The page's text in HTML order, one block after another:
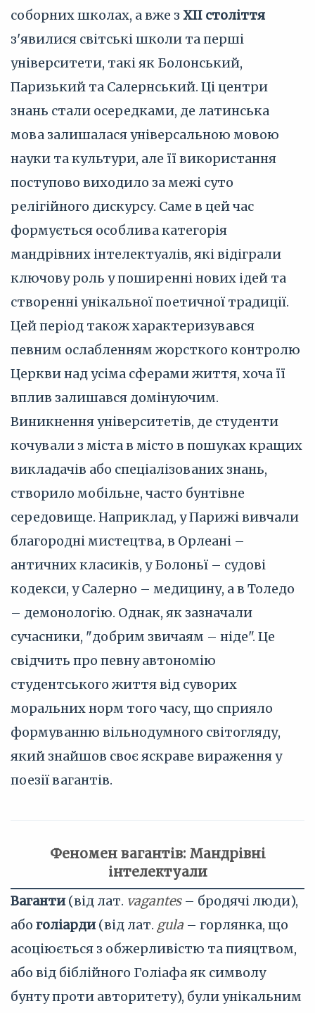
соборних школах, а вже з XII століття
з'явилися світські школи та перші
університети, такі як Болонський,
Паризький та Салернський. Ці центри
знань стали осередками, де латинська
мова залишалася універсальною мовою
науки та культури, але її використання
поступово виходило за межі суто
релігійного дискурсу. Саме в цей час
формується особлива категорія
мандрівних інтелектуалів, які відіграли
ключову роль у поширенні нових ідей та
створенні унікальної поетичної традиції.
Цей період також характеризувався
певним ослабленням жорсткого контролю
Церкви над усіма сферами життя, хоча її
вплив залишався домінуючим.
Виникнення університетів, де студенти
кочували з міста в місто в пошуках кращих
викладачів або спеціалізованих знань,
створило мобільне, часто бунтівне
середовище. Наприклад, у Парижі вивчали
благородні мистецтва, в Орлеані –
античних класиків, у Болоньї – судові
кодекси, у Салерно – медицину, а в Толедо
– демонологію. Однак, як зазначали
сучасники, "добрим звичаям – ніде". Це
свідчить про певну автономію
студентського життя від суворих
моральних норм того часу, що сприяло
формуванню вільнодумного світогляду,
який знайшов своє яскраве вираження у
поезії вагантів.
Феномен вагантів: Мандрівні
інтелектуали
Ваганти(від лат. vagantes– бродячі люди),
або голіарди(від лат. gula – горлянка, що
асоціюється з обжерливістю та пияцтвом,
або від біблійного Голіафа як символу
бунту проти авторитету), були унікальним